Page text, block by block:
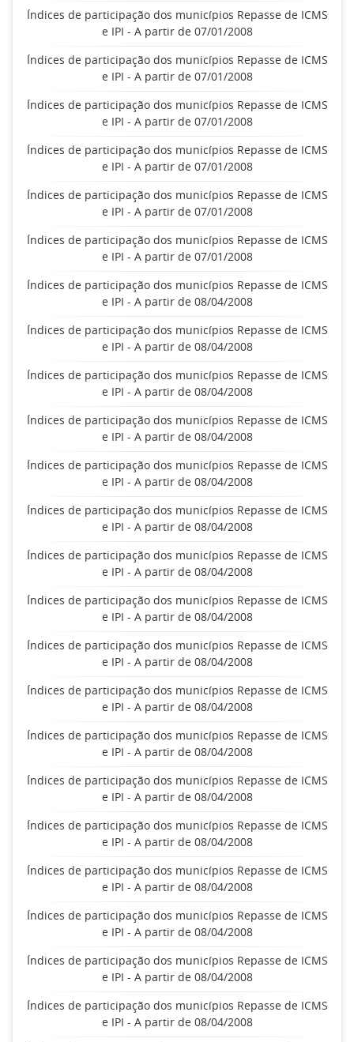
Índices de participação dos municípios Repasse de ICMS
e IPI - A partir de 07/01/2008
Índices de participação dos municípios Repasse de ICMS
e IPI - A partir de 07/01/2008
Índices de participação dos municípios Repasse de ICMS
e IPI - A partir de 07/01/2008
Índices de participação dos municípios Repasse de ICMS
e IPI - A partir de 07/01/2008
Índices de participação dos municípios Repasse de ICMS
e IPI - A partir de 07/01/2008
Índices de participação dos municípios Repasse de ICMS
e IPI - A partir de 07/01/2008
Índices de participação dos municípios Repasse de ICMS
e IPI - A partir de 08/04/2008
Índices de participação dos municípios Repasse de ICMS
e IPI - A partir de 08/04/2008
Índices de participação dos municípios Repasse de ICMS
e IPI - A partir de 08/04/2008
Índices de participação dos municípios Repasse de ICMS
e IPI - A partir de 08/04/2008
Índices de participação dos municípios Repasse de ICMS
e IPI - A partir de 08/04/2008
Índices de participação dos municípios Repasse de ICMS
e IPI - A partir de 08/04/2008
Índices de participação dos municípios Repasse de ICMS
e IPI - A partir de 08/04/2008
Índices de participação dos municípios Repasse de ICMS
e IPI - A partir de 08/04/2008
Índices de participação dos municípios Repasse de ICMS
e IPI - A partir de 08/04/2008
Índices de participação dos municípios Repasse de ICMS
e IPI - A partir de 08/04/2008
Índices de participação dos municípios Repasse de ICMS
e IPI - A partir de 08/04/2008
Índices de participação dos municípios Repasse de ICMS
e IPI - A partir de 08/04/2008
Índices de participação dos municípios Repasse de ICMS
e IPI - A partir de 08/04/2008
Índices de participação dos municípios Repasse de ICMS
e IPI - A partir de 08/04/2008
Índices de participação dos municípios Repasse de ICMS
e IPI - A partir de 08/04/2008
Índices de participação dos municípios Repasse de ICMS
e IPI - A partir de 08/04/2008
Índices de participação dos municípios Repasse de ICMS
e IPI - A partir de 08/04/2008